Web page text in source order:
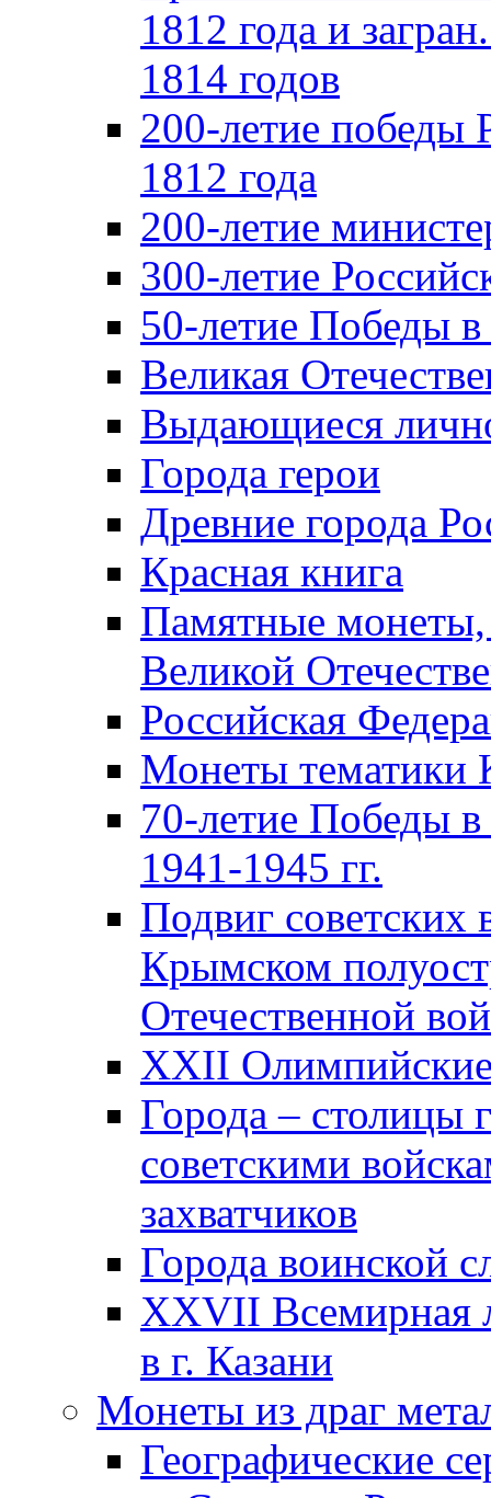
1812 года и
1814 годов
200-летие победы
1812 года
200-летие
300-летие
50-летие Победы
Великая
Выдающиеся
Города герои
Древние города
Красная книга
Памятные
Великой
Российская
Монеты тематики
70-летие Победы
1941-1945 гг.
Подвиг советских
Крымском
Отечественной
XXII
Города – столицы
советскими
захватчиков
Города воинской
XXVII Всемирная
в г. Казани
Монеты из драг
Географические